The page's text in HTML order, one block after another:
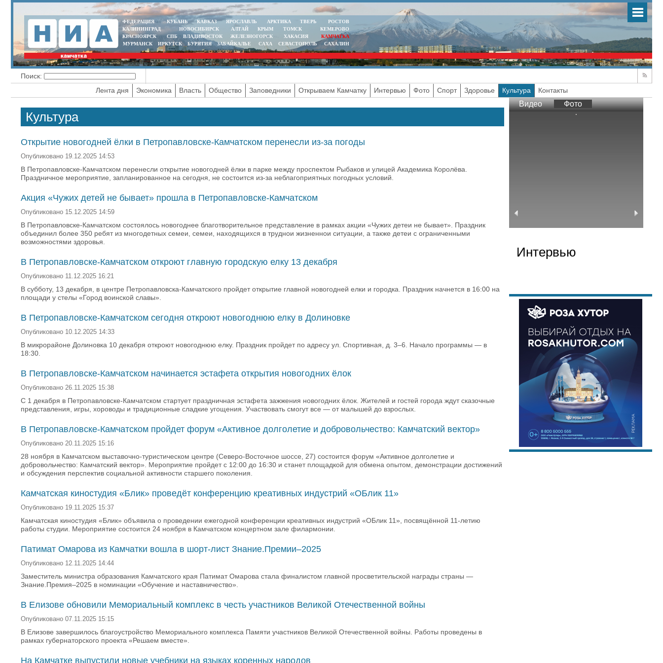
ФЕДЕРАЦИЯ КУБАНЬ КАВКАЗ ЯРОСЛАВЛЬ АРКТИКА ТВЕРЬ
РОСТОВ
КАЛИНИНГРАД
НОВОСИБИРСК АЛТАЙ КРЫМ ТОМСК
КЕМЕРОВО
КРАСНОЯРСК
СПБ ВЛАДИВОСТОК ЖЕЛЕЗНОГОРСК ХАКАСИЯ
КАМЧАТКА
МУРМАНСК
ИРКУТСК БУРЯТИЯ ЗАБАЙКАЛЬЕ САХА СЕВАСТОПОЛЬ САХАЛИН
Поиск:
Лента дня
Экономика Власть Общество Заповедники Открываем Камчатку Интервью Фото Спорт Здоровье Культура Контакты
Культура
Открытие новогодней ёлки в Петропавловске-Камчатском перенесли из-за погоды
Опубликовано 19.12.2025 14:53
В Петропавловске-Камчатском перенесли открытие новогодней ёлки в парке между проспектом Рыбаков и улицей Академика Королёва.
Праздничное мероприятие, запланированное на сегодня, не состоится из-за неблагоприятных погодных условий.
Акция «Чужих детей не бывает» прошла в Петропавловске-Камчатском
Опубликовано 15.12.2025 14:59
В Петропавловске-Камчатском состоялось новогоднее благотворительное представление в рамках акции «Чужих детеи не бывает». Праздник
объединил более 350 ребят из многодетных семеи, семеи, находящихся в труднои жизненнои ситуации, а также детеи с ограниченными
возможностями здоровья.
В Петропавловске-Камчатском откроют главную городскую елку 13 декабря
Опубликовано 11.12.2025 16:21
В субботу, 13 декабря, в центре Петропавловска-Камчатского пройдет открытие главной новогодней елки и городка. Праздник начнется в 16:00 на
площади у стелы «Город воинской славы».
В Петропавловске-Камчатском сегодня откроют новогоднюю елку в Долиновке
Опубликовано 10.12.2025 14:33
В микрорайоне Долиновка 10 декабря откроют новогоднюю елку. Праздник пройдет по адресу ул. Спортивная, д. 3–6. Начало программы — в
18:30.
В Петропавловске-Камчатском начинается эстафета открытия новогодних ёлок
Опубликовано 26.11.2025 15:38
С 1 декабря в Петропавловске-Камчатском стартует праздничная эстафета зажжения новогодних ёлок. Жителей и гостей города ждут сказочные
представления, игры, хороводы и традиционные сладкие угощения. Участвовать смогут все — от малышей до взрослых.
В Петропавловске-Камчатском пройдет форум «Активное долголетие и добровольчество: Камчатский вектор»
Опубликовано 20.11.2025 15:16
28 ноября в Камчатском выставочно-туристическом центре (Северо-Восточное шоссе, 27) состоится форум «Активное долголетие и
добровольчество: Камчатский вектор». Мероприятие пройдет с 12:00 до 16:30 и станет площадкой для обмена опытом, демонстрации достижений
и обсуждения перспектив социальной активности старшего поколения.
Камчатская киностудия «Блик» проведёт конференцию креативных индустрий «ОБлик 11»
Опубликовано 19.11.2025 15:37
Камчатская киностудия «Блик» объявила о проведении ежегодной конференции креативных индустрий «ОБлик 11», посвящённой 11-летию
работы студии. Мероприятие состоится 24 ноября в Камчатском концертном зале филармонии.
Патимат Омарова из Камчатки вошла в шорт-лист Знание.Премии–2025
Опубликовано 12.11.2025 14:44
Заместитель министра образования Камчатского края Патимат Омарова стала финалистом главной просветительской награды страны —
Знание.Премия–2025 в номинации «Обучение и наставничество».
В Елизове обновили Мемориальный комплекс в честь участников Великой Отечественной войны
Опубликовано 07.11.2025 15:15
В Елизове завершилось благоустройство Мемориального комплекса Памяти участников Великой Отечественной войны. Работы проведены в
рамках губернаторского проекта «Решаем вместе».
На Камчатке выпустили новые учебники на языках коренных народов
Видео Фото
Интервью